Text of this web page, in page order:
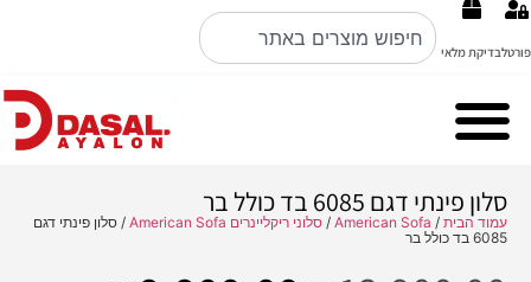
פורטלבדיקת מלאי
סלון פינתי דגם 6085 בד כולל בר
עמוד הבית /
American Sofa
/ סלוני ריקליינרים American Sofa
/ סלון פינתי דגם
6085 בד כולל בר